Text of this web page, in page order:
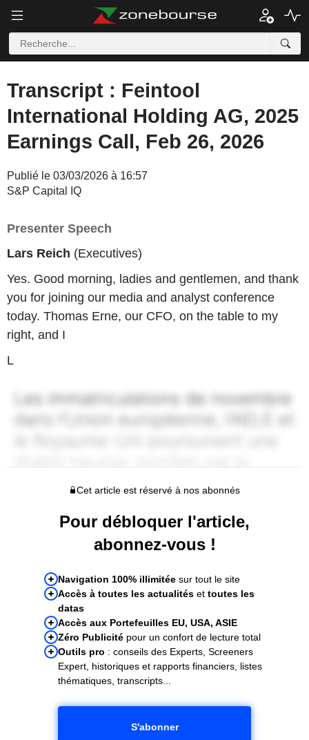
Transcript : Feintool
International Holding AG, 2025
Earnings Call, Feb 26, 2026
Publié le 03/03/2026 à 16:57
S&P Capital IQ
Presenter Speech
Lars Reich (Executives)
Yes. Good morning, ladies and gentlemen, and thank
you for joining our media and analyst conference
today. Thomas Erne, our CFO, on the table to my
right, and I
L
Cet article est réservé à nos abonnés
Pour débloquer l'article,
abonnez-vous !
Navigation 100% illimitée sur tout le site
Accès à toutes les actualités et toutes les
datas
Accès aux Portefeuilles EU, USA, ASIE
Zéro Publicité pour un confort de lecture total
Outils pro : conseils des Experts, Screeners
Expert, historiques et rapports financiers, listes
thématiques, transcripts...
S'abonner